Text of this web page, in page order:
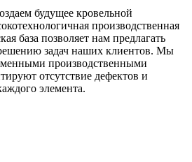
будущее кровельной
производственная
база позволяет нам предлагать
задач наших клиентов. Мы
производственными
отсутствие дефектов и
элемента.